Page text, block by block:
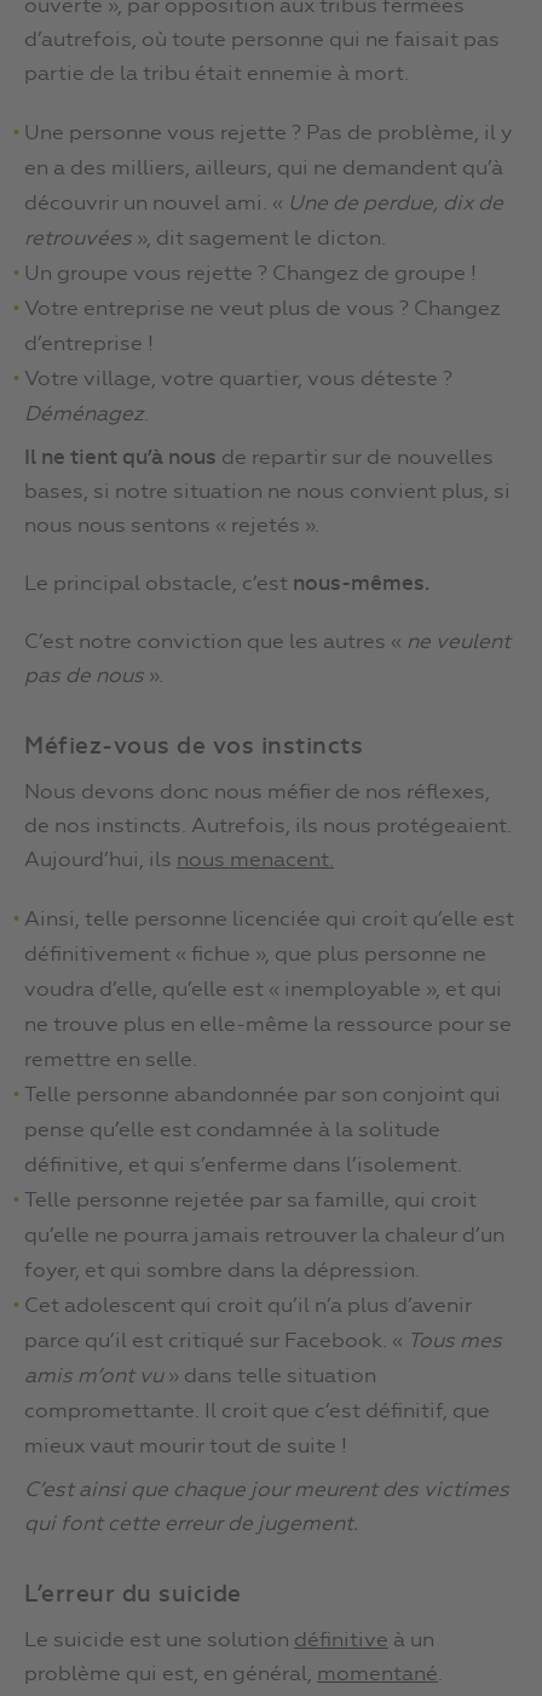
ouverte », par opposition aux tribus fermées
d’autrefois, où toute personne qui ne faisait pas
partie de la tribu était ennemie à mort.
Une personne vous rejette ? Pas de problème, il y
en a des milliers, ailleurs, qui ne demandent qu’à
découvrir un nouvel ami. « Une de perdue, dix de
retrouvées », dit sagement le dicton.
Un groupe vous rejette ? Changez de groupe !
Votre entreprise ne veut plus de vous ? Changez
d’entreprise !
Votre village, votre quartier, vous déteste ?
Déménagez.
Il ne tient qu’à nous de repartir sur de nouvelles
bases, si notre situation ne nous convient plus, si
nous nous sentons « rejetés ».
Le principal obstacle, c’est nous-mêmes.
C’est notre conviction que les autres « ne veulent
pas de nous ».
Méfiez-vous de vos instincts
Nous devons donc nous méfier de nos réflexes,
de nos instincts. Autrefois, ils nous protégeaient.
Aujourd’hui, ils nous menacent.
Ainsi, telle personne licenciée qui croit qu’elle est
définitivement « fichue », que plus personne ne
voudra d’elle, qu’elle est « inemployable », et qui
ne trouve plus en elle-même la ressource pour se
remettre en selle.
Telle personne abandonnée par son conjoint qui
pense qu’elle est condamnée à la solitude
définitive, et qui s’enferme dans l’isolement.
Telle personne rejetée par sa famille, qui croit
qu’elle ne pourra jamais retrouver la chaleur d’un
foyer, et qui sombre dans la dépression.
Cet adolescent qui croit qu’il n’a plus d’avenir
parce qu’il est critiqué sur Facebook. « Tous mes
amis m’ont vu » dans telle situation
compromettante. Il croit que c’est définitif, que
mieux vaut mourir tout de suite !
C’est ainsi que chaque jour meurent des victimes
qui font cette erreur de jugement.
L’erreur du suicide
Le suicide est une solution définitive à un
problème qui est, en général, momentané.